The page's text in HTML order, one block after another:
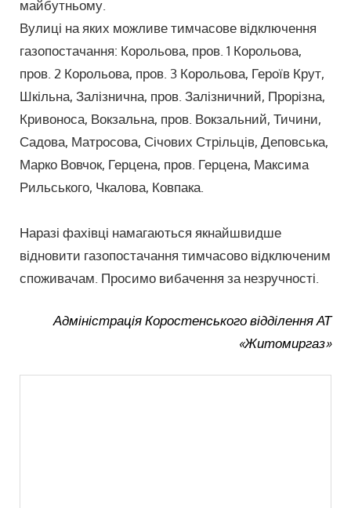
майбутньому.
Вулиці на яких можливе тимчасове відключення
газопостачання: Корольова, пров. 1 Корольова,
пров. 2 Корольова, пров. 3 Корольова, Героїв Крут,
Шкільна, Залізнична, пров. Залізничний, Прорізна,
Кривоноса, Вокзальна, пров. Вокзальний, Тичини,
Садова, Матросова, Січових Стрільців, Деповська,
Марко Вовчок, Герцена, пров. Герцена, Максима
Рильського, Чкалова, Ковпака.
Наразі фахівці намагаються якнайшвидше
відновити газопостачання тимчасово відключеним
споживачам. Просимо вибачення за незручності.
Адміністрація Коростенського відділення АТ
«Житомиргаз»